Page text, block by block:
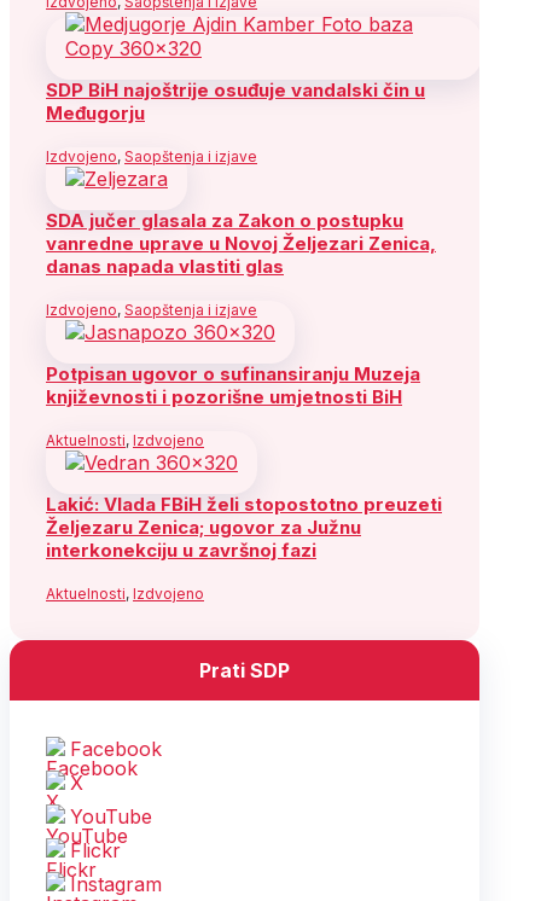
SDP BiH najoštrije osuđuje vandalski čin u
Međugorju
Izdvojeno, Saopštenja i izjave
SDA jučer glasala za Zakon o postupku
vanredne uprave u Novoj Željezari Zenica,
danas napada vlastiti glas
Izdvojeno, Saopštenja i izjave
Potpisan ugovor o sufinansiranju Muzeja
književnosti i pozorišne umjetnosti BiH
Aktuelnosti, Izdvojeno
Lakić: Vlada FBiH želi stopostotno preuzeti
Željezaru Zenica; ugovor za Južnu
interkonekciju u završnoj fazi
Aktuelnosti, Izdvojeno
Prati SDP
Facebook
X
YouTube
Flickr
Instagram